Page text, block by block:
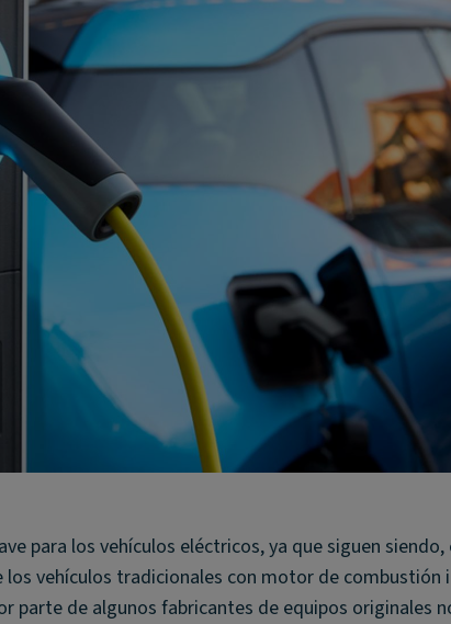
para los vehículos eléctricos, ya que siguen siendo,
vehículos tradicionales con motor de combustión
parte de algunos fabricantes de equipos originales